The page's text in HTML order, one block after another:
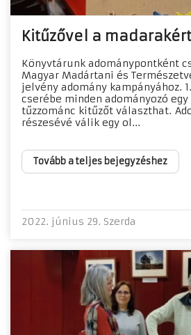
Kitűzővel a
Könyvtárunk adománypontként
Magyar Madártani és
jelvény adomány kampányához.
cserébe minden adományozó
tűzzománc kitűzőt választhat.
részesévé válik egy ol...
Tovább a teljes bejegyzéshez
2022. június 29. Szerda